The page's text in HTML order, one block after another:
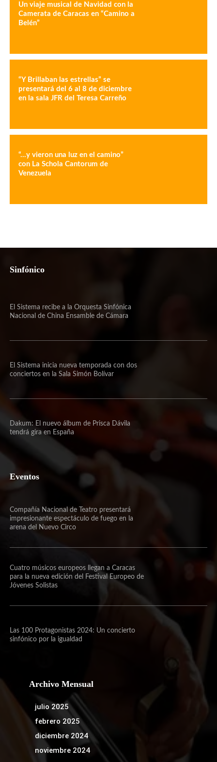
Un viaje musical de Navidad con la
Camerata de Caracas en “Camino a
Belén”
“Y Brillaban las estrellas” se
presentará del 6 al 8 de diciembre
en la sala JFR del Teresa Carreño
“…y vieron una luz en el camino”
con La Schola Cantorum de
Venezuela
Sinfónico
El Sistema recibe a la Orquesta Sinfónica
Nacional de China Ensamble de Cámara
El Sistema inicia nueva temporada con dos
conciertos en la Sala Simón Bolívar
Dakum: El nuevo álbum de Prisca Dávila
tendrá gira en España
Eventos
Compañía Nacional de Teatro presentará
impresionante espectáculo de fuego en la
arena del Nuevo Circo
Cuatro músicos europeos llegan a Caracas
para la nueva edición del Festival Europeo de
Jóvenes Solistas
Las 100 Protagonistas 2024: Un concierto
sinfónico por la igualdad
Archivo Mensual
julio 2025
febrero 2025
diciembre 2024
noviembre 2024